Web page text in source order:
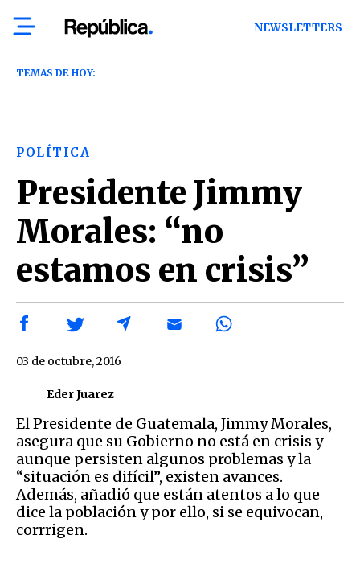
NEWSLETTERS
TEMAS DE HOY:
POLÍTICA
Presidente Jimmy
Morales: “no
estamos en crisis”
Eder Juarez
03 de octubre, 2016
El Presidente de Guatemala, Jimmy Morales,
asegura que su Gobierno no está en crisis y
aunque persisten algunos problemas y la
“situación es difícil”, existen avances.
Además, añadió que están atentos a lo que
dice la población y por ello, si se equivocan,
corrrigen.